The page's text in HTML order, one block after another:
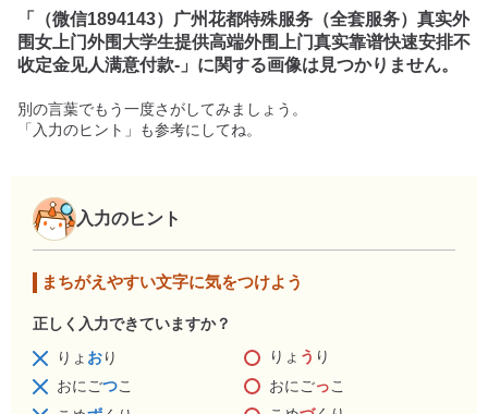
よ
う
「
（微信1894143）广州花都特殊服务（全套服务）真实外
围女上门外围大学生提供高端外围上门真实靠谱快速安排不
收定金见人满意付款- 」に関する画像は見つかりません。
別の言葉でもう一度さがしてみましょう。
「入力のヒント」も参考にしてね。
入力のヒント
まちがえやすい文字に気をつけよう
正しく入力できていますか？
りょ おり りょ う り
おにごつこ おにごっこ